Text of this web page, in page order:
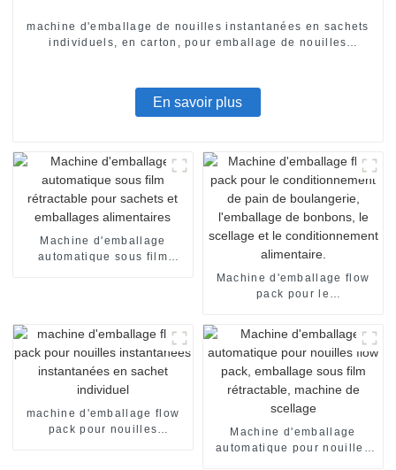
machine d'emballage de nouilles instantanées en sachets
individuels, en carton, pour emballage de nouilles
En savoir plus
Machine d'emballage
automatique sous film
Machine d'emballage flow
pack pour le
boulangerie, l'emballage de
bonbons, le scellage et le
conditionnement
alimentaire.
machine d'emballage flow
pack pour nouilles
Machine d'emballage
automatique pour nouilles